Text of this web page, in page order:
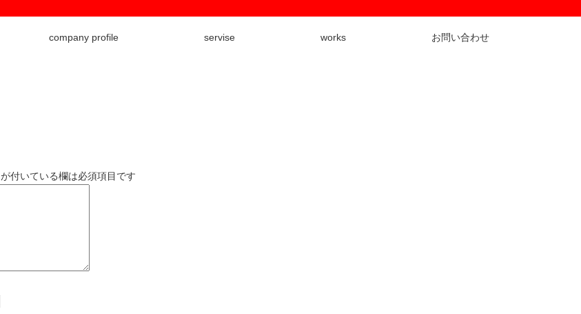
company profile servise works お問い合わせ
が付いている欄は必須項目です